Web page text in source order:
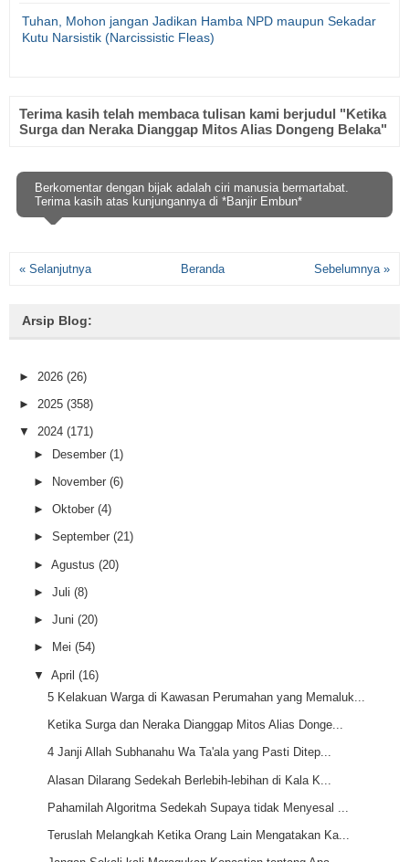
Tuhan, Mohon jangan Jadikan Hamba NPD maupun Sekadar
Kutu Narsistik (Narcissistic Fleas)
Terima kasih telah membaca tulisan kami berjudul "Ketika
Surga dan Neraka Dianggap Mitos Alias Dongeng Belaka"
Berkomentar dengan bijak adalah ciri manusia bermartabat.
Terima kasih atas kunjungannya di *Banjir Embun*
« Selanjutnya Sebelumnya »
Beranda
Arsip Blog:
► 2026 (26)
► 2025 (358)
▼ 2024 (171)
► Desember (1)
► November (6)
► Oktober (4)
► September (21)
► Agustus (20)
► Juli (8)
► Juni (20)
► Mei (54)
▼ April (16)
5 Kelakuan Warga di Kawasan Perumahan yang Memaluk...
Ketika Surga dan Neraka Dianggap Mitos Alias Donge...
4 Janji Allah Subhanahu Wa Ta'ala yang Pasti Ditep...
Alasan Dilarang Sedekah Berlebih-lebihan di Kala K...
Pahamilah Algoritma Sedekah Supaya tidak Menyesal ...
Teruslah Melangkah Ketika Orang Lain Mengatakan Ka...